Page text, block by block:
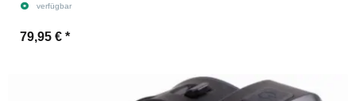
verfügbar
79,95 € *